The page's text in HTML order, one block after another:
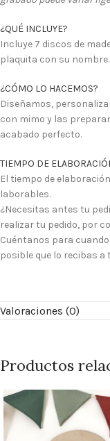
¿QUÉ INCLUYE?
Incluye 7 discos de
plaquita con su nombre.
¿CÓMO LO HACEMOS?
Diseñamos,
con mimo y las
acabado perfecto.
TIEMPO DE
El tiempo de
laborables.
¿Necesitas antes tu
realizar tu pedido, por
Cuéntanos para
posible que lo recibas a
Valoraciones (0)
Productos